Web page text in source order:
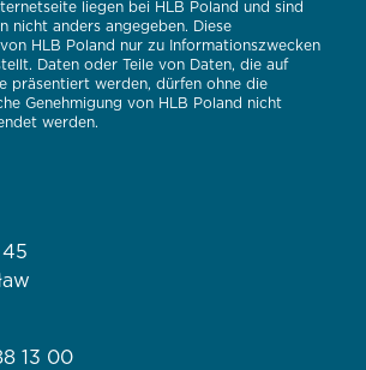
liegen bei HLB Poland und sind
nicht anders angegeben. Diese
HLB Poland nur zu Informationszwecken
Daten oder Teile von Daten, die auf
präsentiert werden, dürfen ohne die
Genehmigung von HLB Poland nicht
werden.
13 00